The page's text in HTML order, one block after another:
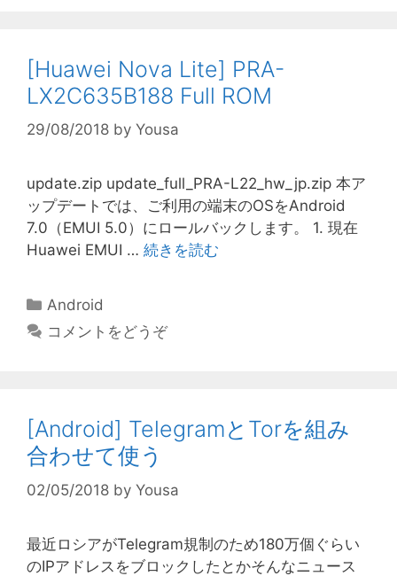
[Huawei Nova Lite] PRA-
LX2C635B188 Full ROM
29/08/2018 by Yousa
update.zip update_full_PRA-L22_hw_jp.zip 本ア
ップデートでは、ご利用の端末のOSをAndroid
7.0（EMUI 5.0）にロールバックします。 1. 現在
Huawei EMUI … 続きを読む
カ
テ
Android
コメントをどうぞ
[Android] TelegramとTorを組み
合わせて使う
02/05/2018 by Yousa
最近ロシアがTelegram規制のため180万個ぐらい
のIPアドレスをブロックしたとかそんなニュース